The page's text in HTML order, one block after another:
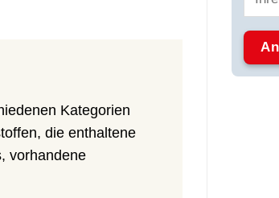
Kategorien
die enthaltene
vorhandene